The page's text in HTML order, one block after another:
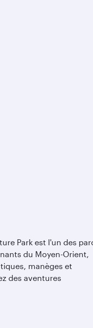
Park est l'un des
du Moyen-Orient,
manèges et
des aventures